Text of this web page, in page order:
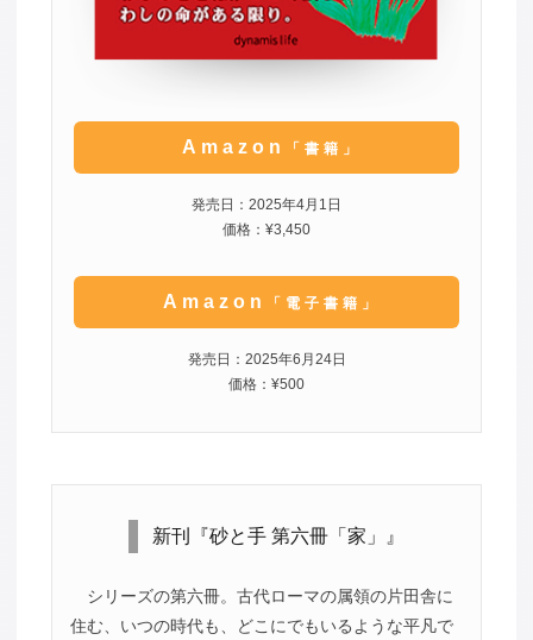
Amazon 「書籍」
発売日：2025年4月1日
価格：¥3,450
Amazon 「電子書籍」
発売日：2025年6月24日
価格：¥500
新刊『砂と手 第六冊「家」』
シリーズの第六冊。古代ローマの属領の片田舎に
住む、いつの時代も、どこにでもいるような平凡で